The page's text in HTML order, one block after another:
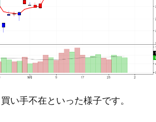
い手不在といった様子です。